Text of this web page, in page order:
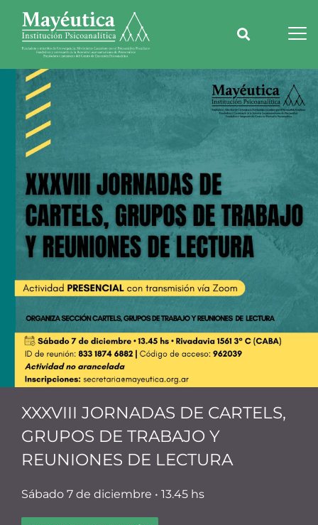
XXXVIII JORNADAS DE CARTELS,
GRUPOS DE TRABAJO Y
REUNIONES DE LECTURA
Sábado 7 de diciembre • 13.45 hs